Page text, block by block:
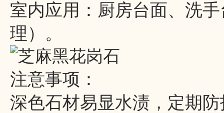
室内应用：厨房台面、洗
理）。
注意事项：
深色石材易显水渍，定期